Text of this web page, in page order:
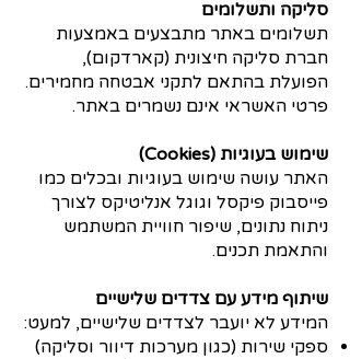
סליקה ותשלומים
תשלומים באתר מתבצעים באמצעות
חברת סליקה חיצונית (קארדקום),
הפועלת בהתאם לתקני אבטחה מחמירים.
פרטי האשראי אינם נשמרים באתר.
שימוש בעוגיות (Cookies)
האתר עושה שימוש בעוגיות ובכלים כמו
פייסבוק פיקסל וגוגל אנליטיקס לצורך
ניתוח נתונים, שיפור חוויית המשתמש
והתאמת תכנים.
שיתוף מידע עם צדדים שלישיים
המידע לא יועבר לצדדים שלישיים, למעט:
ספקי שירות (כגון מערכות דיוור וסליקה)